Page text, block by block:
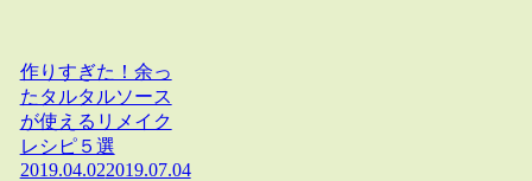
作りすぎた！余っ
たタルタルソース
が使えるリメイク
レシピ５選
2019.04.022019.07.04